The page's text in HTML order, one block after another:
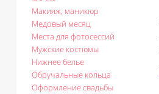
Макияж, маникюр
Медовый месяц
Места для фотосессий
Мужские костюмы
Нижнее белье
Обручальные кольца
Оформление свадьбы